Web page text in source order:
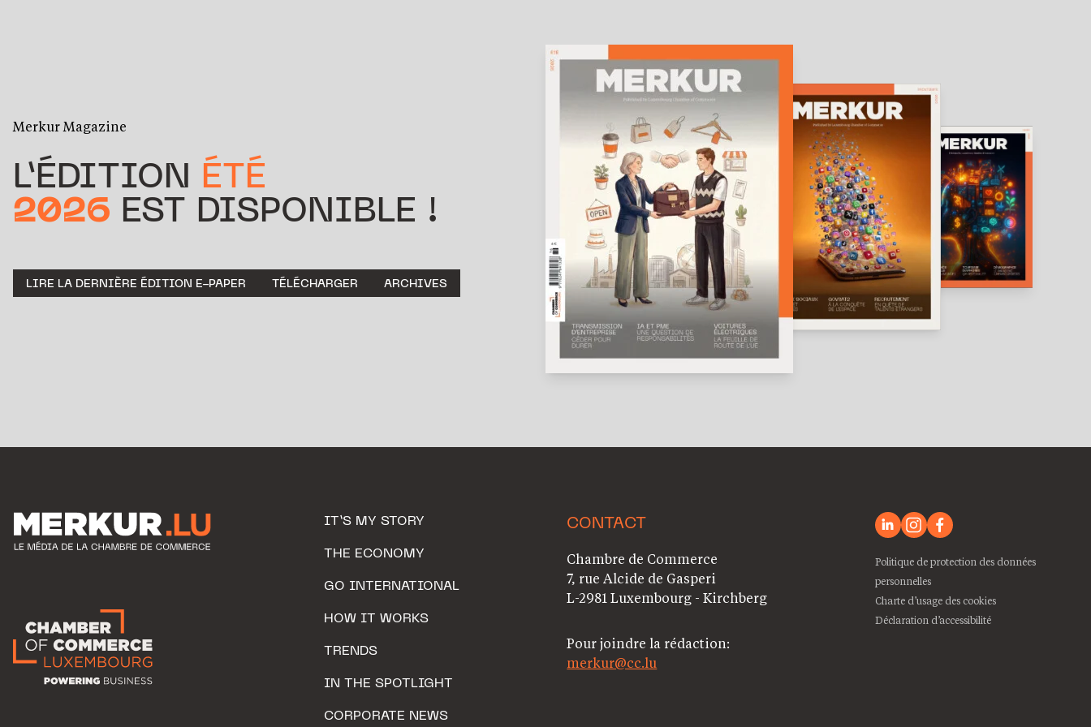
Merkur Magazine
L’ÉDITION ÉTÉ
2026 EST DISPONIBLE !
LIRE LA DERNIÈRE ÉDITION E-PAPER TÉLÉCHARGER ARCHIVES
IT’S MY STORY
THE ECONOMY
GO INTERNATIONAL
HOW IT WORKS
TRENDS
IN THE SPOTLIGHT
CORPORATE NEWS
CONTACT
Chambre de Commerce
7, rue Alcide de Gasperi
L-2981 Luxembourg - Kirchberg
Pour joindre la rédaction:
merkur@cc.lu
Politique de protection des données
personnelles
Charte d’usage des cookies
Déclaration d’accessibilité